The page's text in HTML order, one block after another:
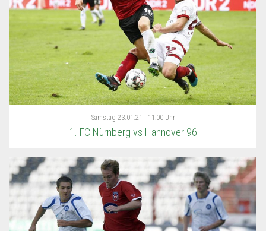
Samstag 23.01.21 | 11:00 Uhr
1. FC Nürnberg vs Hannover 96